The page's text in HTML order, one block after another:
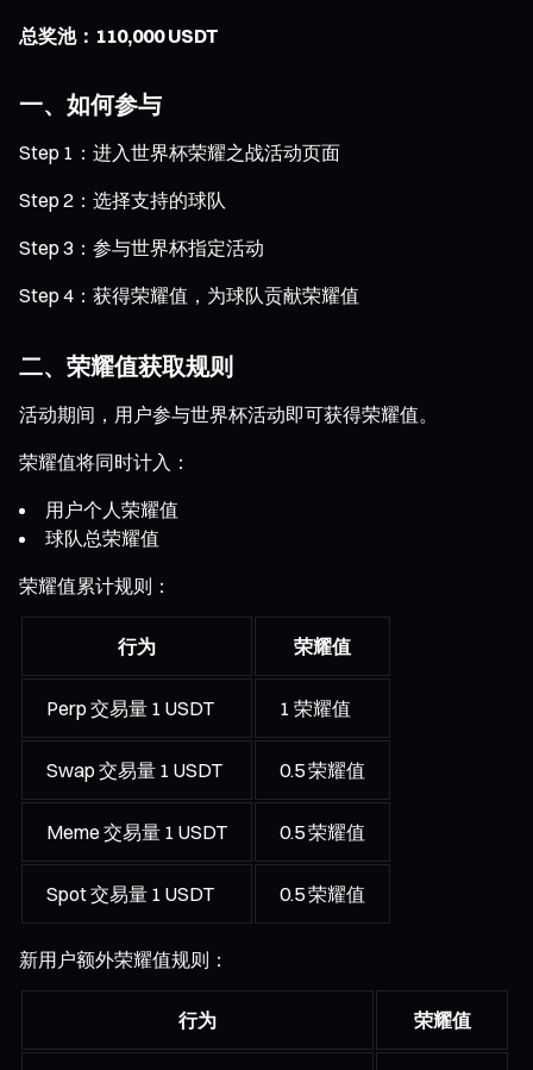
总奖池：110,000 USDT
一、如何参与
Step 1：进入世界杯荣耀之战活动页面
Step 2：选择支持的球队
Step 3：参与世界杯指定活动
Step 4：获得荣耀值，为球队贡献荣耀值
二、荣耀值获取规则
活动期间，用户参与世界杯活动即可获得荣耀值。
荣耀值将同时计入：
用户个人荣耀值
球队总荣耀值
荣耀值累计规则：
行为 荣耀值
Perp 交易量 1 USDT 1 荣耀值
Swap 交易量 1 USDT 0.5 荣耀值
Meme 交易量 1 USDT 0.5 荣耀值
Spot 交易量 1 USDT 0.5 荣耀值
新用户额外荣耀值规则：
行为 荣耀值